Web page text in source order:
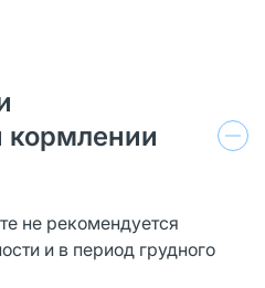
кормлении
не рекомендуется
и в период грудного